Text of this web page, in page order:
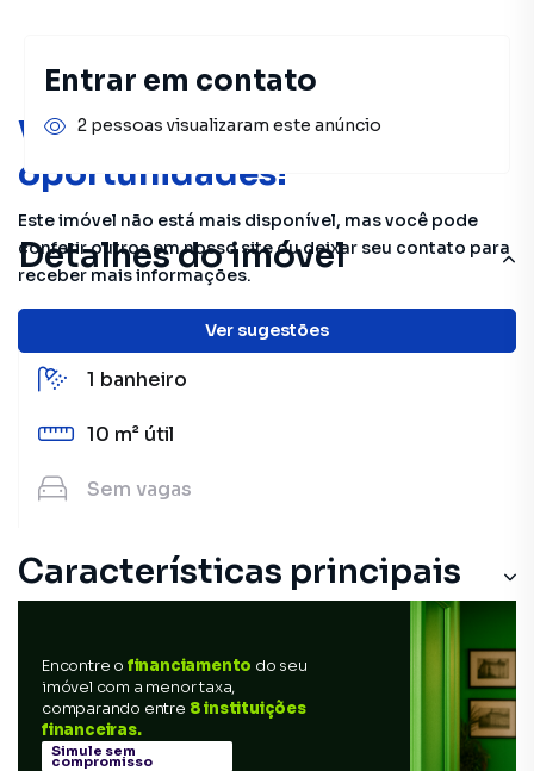
Você pode encontrar novas
oportunidades!
Este imóvel não está mais disponível, mas você pode
conferir outros em nosso site ou deixar seu contato para
receber mais informações.
Ver sugestões
Detalhes do imóvel
1 banheiro
10 m² útil
Sem vagas
Características principais
Encontre o financiamento do seu
imóvel com a menor taxa,
comparando entre 8 instituições
financeiras.
Simule sem
compromisso
Entrar em contato
2 pessoas visualizaram este anúncio